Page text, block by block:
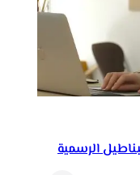
الرسمية